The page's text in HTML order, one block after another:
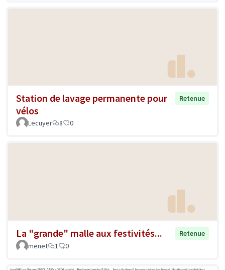
Station de lavage permanente pour
vélos
Retenue
Lecuyer 8 0
La "grande" malle aux festivités...
Retenue
menet
1 0